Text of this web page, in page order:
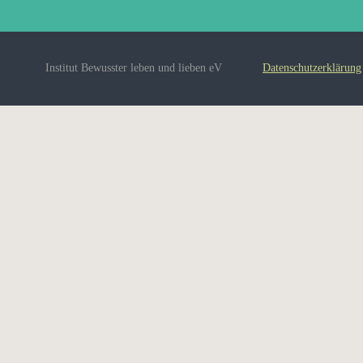
Institut Bewusster leben und lieben eV Datenschutzerklärung